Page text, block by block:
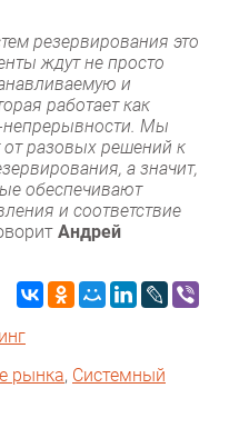
резервирования это
ждут не просто
и
работает как
непрерывности. Мы
от разовых решений к
а значит,
обеспечивают
и соответствие
Андрей
рынка, Системный